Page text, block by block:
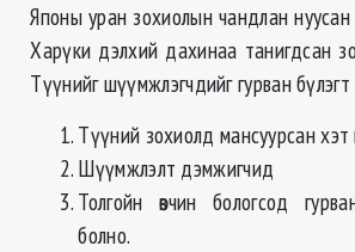
Японы уран зохиолын чандлан
Харүки дэлхий дахинаа танигдсан
Түүнийг шүүмжлэгчдийг гурван
Түүний зохиолд мансуурсан
Шүүмжлэлт дэмжигчид
Толгойн өвчин бологсод
болно.